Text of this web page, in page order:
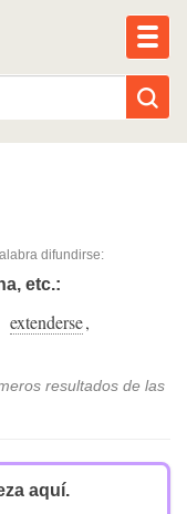
IA
difundirse:
etc.:
extenderse,
resultados de las
aquí.